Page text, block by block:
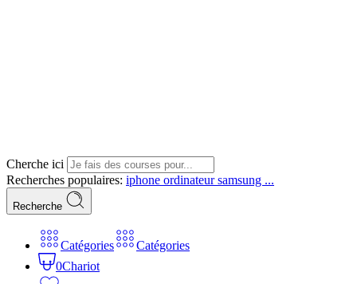
Cherche ici
Recherches populaires: iphone ordinateursamsung ...
Recherche
Catégories
Catégories
0Chariot